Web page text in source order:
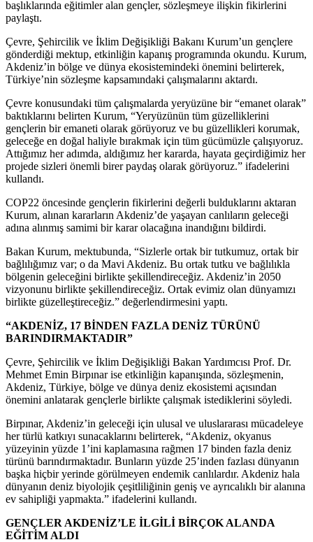
başlıklarında eğitimler alan gençler, sözleşmeye ilişkin fikirlerini
paylaştı.
Çevre, Şehircilik ve İklim Değişikliği Bakanı Kurum’un gençlere
gönderdiği mektup, etkinliğin kapanış programında okundu. Kurum,
Akdeniz’in bölge ve dünya ekosistemindeki önemini belirterek,
Türkiye’nin sözleşme kapsamındaki çalışmalarını aktardı.
Çevre konusundaki tüm çalışmalarda yeryüzüne bir “emanet olarak”
baktıklarını belirten Kurum, “Yeryüzünün tüm güzelliklerini
gençlerin bir emaneti olarak görüyoruz ve bu güzellikleri korumak,
geleceğe en doğal haliyle bırakmak için tüm gücümüzle çalışıyoruz.
Attığımız her adımda, aldığımız her kararda, hayata geçirdiğimiz her
projede sizleri önemli birer paydaş olarak görüyoruz.” ifadelerini
kullandı.
COP22 öncesinde gençlerin fikirlerini değerli bulduklarını aktaran
Kurum, alınan kararların Akdeniz’de yaşayan canlıların geleceği
adına alınmış samimi bir karar olacağına inandığını bildirdi.
Bakan Kurum, mektubunda, “Sizlerle ortak bir tutkumuz, ortak bir
bağlılığımız var; o da Mavi Akdeniz. Bu ortak tutku ve bağlılıkla
bölgenin geleceğini birlikte şekillendireceğiz. Akdeniz’in 2050
vizyonunu birlikte şekillendireceğiz. Ortak evimiz olan dünyamızı
birlikte güzelleştireceğiz.” değerlendirmesini yaptı.
“AKDENİZ, 17 BİNDEN FAZLA DENİZ TÜRÜNÜ
BARINDIRMAKTADIR”
Çevre, Şehircilik ve İklim Değişikliği Bakan Yardımcısı Prof. Dr.
Mehmet Emin Birpınar ise etkinliğin kapanışında, sözleşmenin,
Akdeniz, Türkiye, bölge ve dünya deniz ekosistemi açısından
önemini anlatarak gençlerle birlikte çalışmak istediklerini söyledi.
Birpınar, Akdeniz’in geleceği için ulusal ve uluslararası mücadeleye
her türlü katkıyı sunacaklarını belirterek, “Akdeniz, okyanus
yüzeyinin yüzde 1’ini kaplamasına rağmen 17 binden fazla deniz
türünü barındırmaktadır. Bunların yüzde 25’inden fazlası dünyanın
başka hiçbir yerinde görülmeyen endemik canlılardır. Akdeniz hala
dünyanın deniz biyolojik çeşitliliğinin geniş ve ayrıcalıklı bir alanına
ev sahipliği yapmakta.” ifadelerini kullandı.
GENÇLER AKDENİZ’LE İLGİLİ BİRÇOK ALANDA
EĞİTİM ALDI